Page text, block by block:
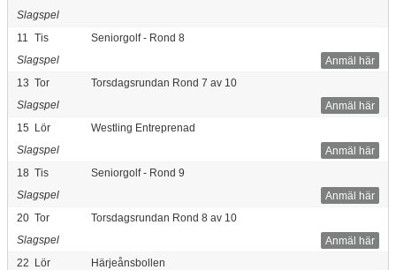
Slagspel
11
Tis
Seniorgolf - Rond 8
Anmäl här
Slagspel
13 Tor
Torsdagsrundan Rond 7 av 10
Anmäl här
Slagspel
15 Lör
Westling Entreprenad
Anmäl här
Slagspel
18 Tis
Seniorgolf - Rond 9
Anmäl här
Slagspel
20 Tor
Torsdagsrundan Rond 8 av 10
Anmäl här
Slagspel
22 Lör
Härjeånsbollen